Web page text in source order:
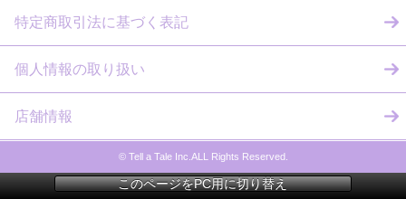
特定商取引法に基づく表記
個人情報の取り扱い
店舗情報
© Tell a Tale Inc.ALL Rights Reserved.
このページをPC用に切り替え